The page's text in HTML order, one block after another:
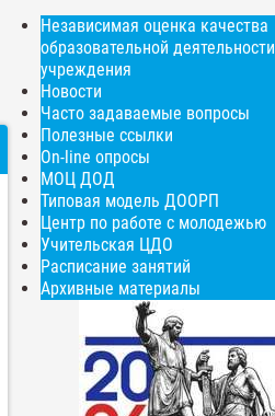
Независимая оценка качества
образовательной деятельности
учреждения
Новости
Часто задаваемые вопросы
Полезные ссылки
On-line опросы
МОЦ ДОД
Типовая модель ДООРП
Центр по работе с молодежью
Учительская ЦДО
Расписание занятий
Архивные материалы